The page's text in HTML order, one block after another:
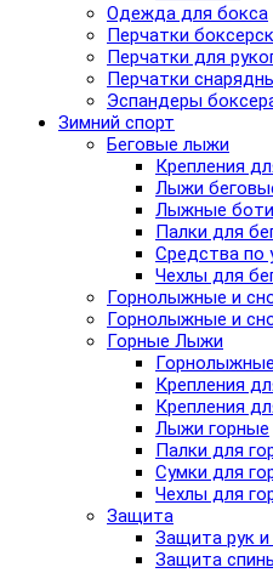
Одежда для бокса
Перчатки
Перчатки для
Перчатки
Эспандеры
Зимний спорт
Беговые лыжи
Крепления
Лыжи
Лыжные
Палки для
Средства по
Чехлы для
Горнолыжные и
Горнолыжные и
Горные Лыжи
Крепления
Крепления
Лыжи горные
Палки для
Сумки для
Чехлы для
Защита
Защита рук и
Защита